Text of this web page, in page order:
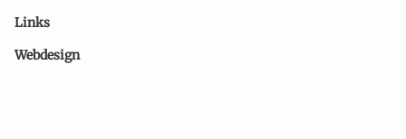
Links
Webdesign